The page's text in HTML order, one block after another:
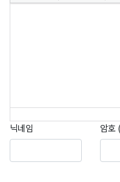
닉네임 암호